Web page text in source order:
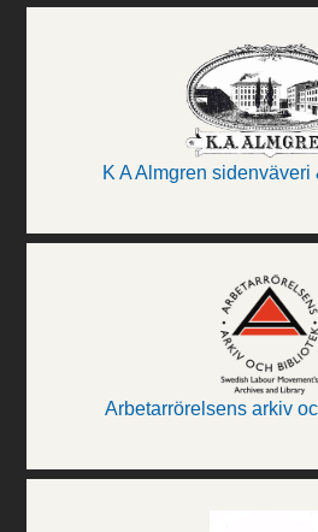
K A Almgren sidenväveri
Arbetarrörelsens arkiv